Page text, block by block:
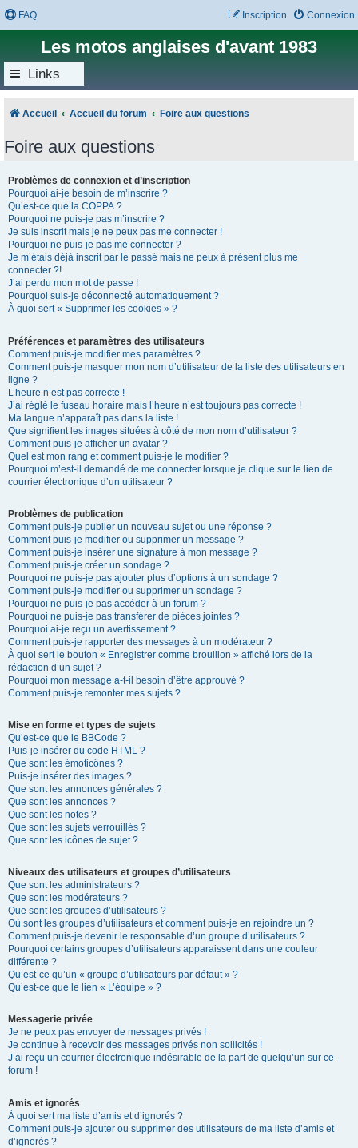
FAQ Connexion
Inscription
Les motos anglaises d'avant 1983
Links
Accueil Accueil du forum Foire aux questions
Foire aux questions
Problèmes de connexion et d’inscription
Pourquoi ai-je besoin de m’inscrire ?
Qu’est-ce que la COPPA ?
Pourquoi ne puis-je pas m’inscrire ?
Je suis inscrit mais je ne peux pas me connecter !
Pourquoi ne puis-je pas me connecter ?
Je m’étais déjà inscrit par le passé mais ne peux à présent plus me
connecter ?!
J’ai perdu mon mot de passe !
Pourquoi suis-je déconnecté automatiquement ?
À quoi sert « Supprimer les cookies » ?
Préférences et paramètres des utilisateurs
Comment puis-je modifier mes paramètres ?
Comment puis-je masquer mon nom d’utilisateur de la liste des utilisateurs en
ligne ?
L’heure n’est pas correcte !
J’ai réglé le fuseau horaire mais l’heure n’est toujours pas correcte !
Ma langue n’apparaît pas dans la liste !
Que signifient les images situées à côté de mon nom d’utilisateur ?
Comment puis-je afficher un avatar ?
Quel est mon rang et comment puis-je le modifier ?
Pourquoi m’est-il demandé de me connecter lorsque je clique sur le lien de
courrier électronique d’un utilisateur ?
Problèmes de publication
Comment puis-je publier un nouveau sujet ou une réponse ?
Comment puis-je modifier ou supprimer un message ?
Comment puis-je insérer une signature à mon message ?
Comment puis-je créer un sondage ?
Pourquoi ne puis-je pas ajouter plus d’options à un sondage ?
Comment puis-je modifier ou supprimer un sondage ?
Pourquoi ne puis-je pas accéder à un forum ?
Pourquoi ne puis-je pas transférer de pièces jointes ?
Pourquoi ai-je reçu un avertissement ?
Comment puis-je rapporter des messages à un modérateur ?
À quoi sert le bouton « Enregistrer comme brouillon » affiché lors de la
rédaction d’un sujet ?
Pourquoi mon message a-t-il besoin d’être approuvé ?
Comment puis-je remonter mes sujets ?
Mise en forme et types de sujets
Qu’est-ce que le BBCode ?
Puis-je insérer du code HTML ?
Que sont les émoticônes ?
Puis-je insérer des images ?
Que sont les annonces générales ?
Que sont les annonces ?
Que sont les notes ?
Que sont les sujets verrouillés ?
Que sont les icônes de sujet ?
Niveaux des utilisateurs et groupes d’utilisateurs
Que sont les administrateurs ?
Que sont les modérateurs ?
Que sont les groupes d’utilisateurs ?
Où sont les groupes d’utilisateurs et comment puis-je en rejoindre un ?
Comment puis-je devenir le responsable d’un groupe d’utilisateurs ?
Pourquoi certains groupes d’utilisateurs apparaissent dans une couleur
différente ?
Qu’est-ce qu’un « groupe d’utilisateurs par défaut » ?
Qu’est-ce que le lien « L’équipe » ?
Messagerie privée
Je ne peux pas envoyer de messages privés !
Je continue à recevoir des messages privés non sollicités !
J’ai reçu un courrier électronique indésirable de la part de quelqu’un sur ce
forum !
Amis et ignorés
À quoi sert ma liste d’amis et d’ignorés ?
Comment puis-je ajouter ou supprimer des utilisateurs de ma liste d’amis et
d’ignorés ?